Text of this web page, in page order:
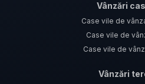
Vânzări
Case vile de
Case vile de
Case vile de
Vânzări